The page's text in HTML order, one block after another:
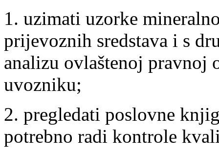
1. uzimati uzorke
prijevoznih sredstava i s
analizu ovlaštenoj pravnoj
uvozniku;
2. pregledati poslovne
potrebno radi kontrole